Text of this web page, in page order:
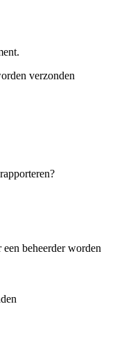
verzonden
beheerder worden